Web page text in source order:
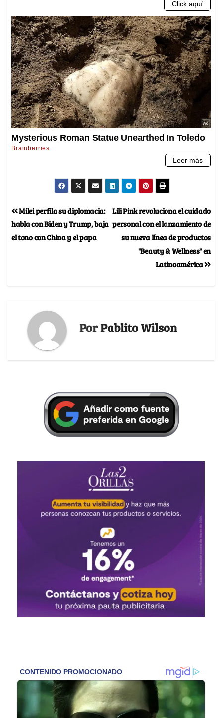
Lili Pink revoluciona el cuidado
personal con el lanzamiento de
su nueva línea de productos
"Beauty & Wellness" en
Latinoamérica
Milei perfila su diplomacia:
habla con Biden y Trump, baja
el tono con China y el papa
PorPablito Wilson